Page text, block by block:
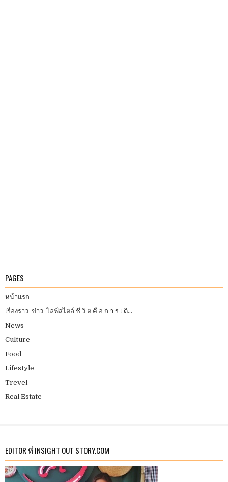
PAGES
หน้าแรก
เรื่องราว ข่าว ไลฟ์สไตล์ ชี วิ ต คื อ ก า ร เ ดิ...
News
Culture
Food
Lifestyle
Trevel
Real Estate
EDITOR ที่ INSIGHT OUT STORY.COM